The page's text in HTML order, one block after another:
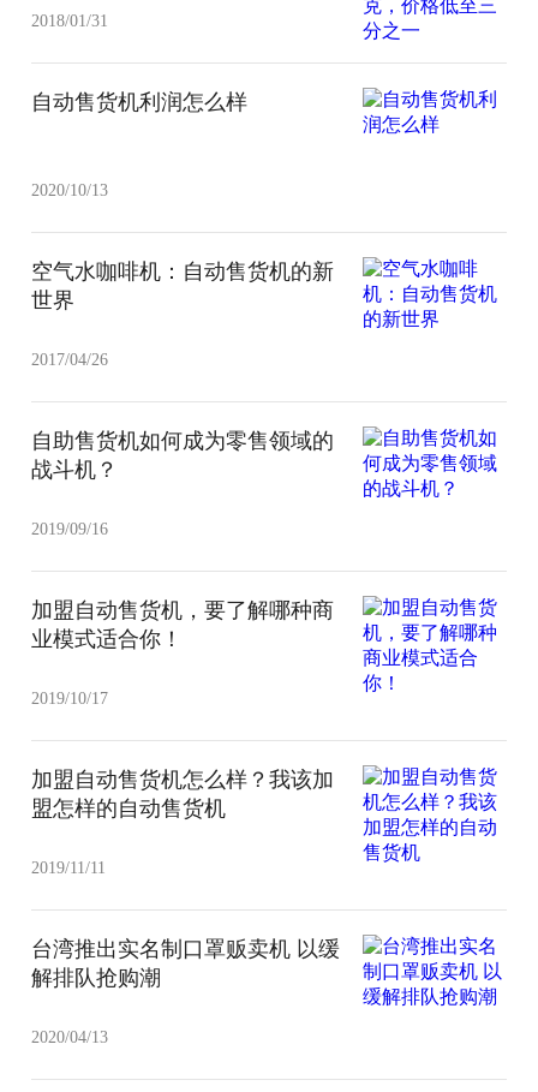
2018/01/31
自动售货机利润怎么样
2020/10/13
空气水咖啡机：自动售货机的新
世界
2017/04/26
自助售货机如何成为零售领域的
战斗机？
2019/09/16
加盟自动售货机，要了解哪种商
业模式适合你！
2019/10/17
加盟自动售货机怎么样？我该加
盟怎样的自动售货机
2019/11/11
台湾推出实名制口罩贩卖机 以缓
解排队抢购潮
2020/04/13